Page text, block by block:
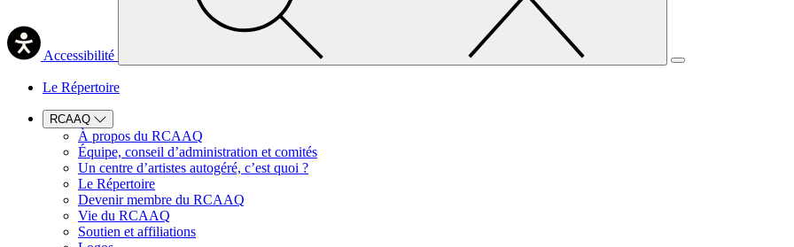
Accessibilité
Le Répertoire
RCAAQ
À propos du RCAAQ
Équipe, conseil d’administration et comités
Un centre d’artistes autogéré, c’est quoi ?
Le Répertoire
Devenir membre du RCAAQ
Vie du RCAAQ
Soutien et affiliations